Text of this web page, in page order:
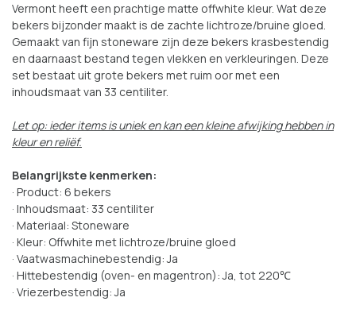
Vermont heeft een prachtige matte offwhite kleur. Wat deze
bekers bijzonder maakt is de zachte lichtroze/bruine gloed.
Gemaakt van fijn stoneware zijn deze bekers krasbestendig
en daarnaast bestand tegen vlekken en verkleuringen. Deze
set bestaat uit grote bekers met ruim oor met een
inhoudsmaat van 33 centiliter.
Let op: ieder items is uniek en kan een kleine afwijking hebben in
kleur en reliëf.
Belangrijkste kenmerken:
· Product: 6 bekers
· Inhoudsmaat: 33 centiliter
· Materiaal: Stoneware
· Kleur: Offwhite met lichtroze/bruine gloed
· Vaatwasmachinebestendig: Ja
· Hittebestendig (oven- en magentron): Ja, tot 220℃
· Vriezerbestendig: Ja